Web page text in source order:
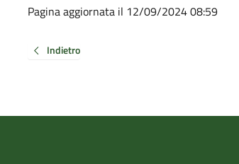
Pagina aggiornata il 12/09/2024 08:59
Indietro